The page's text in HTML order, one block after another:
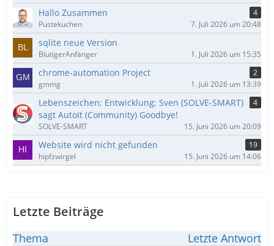
Hallo Zusammen
4
Pustekuchen
7. Juli 2026 um 20:48
sqlite neue Version
BlutigerAnfänger 1. Juli 2026 um 15:35
chrome-automation Project
2
gmmg
1. Juli 2026 um 13:39
Lebenszeichen; Entwicklung; Sven (SOLVE-SMART)
sagt AutoIt (Community) Goodbye!
4
SOLVE-SMART 15. Juni 2026 um 20:09
Website wird nicht gefunden
19
hipfzwirgel
15. Juni 2026 um 14:06
Letzte Beiträge
Thema Letzte Antwort